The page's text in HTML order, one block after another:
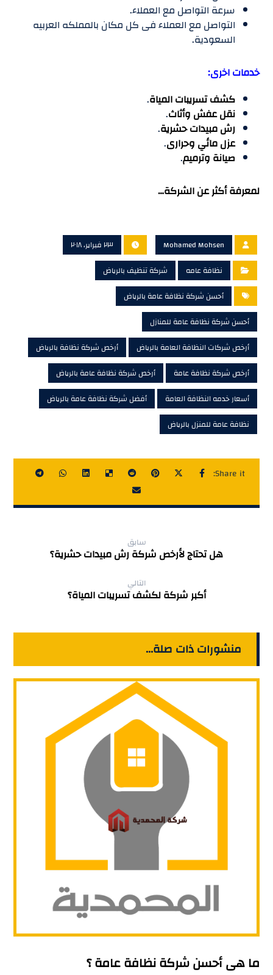
سرعة التواصل مع العملاء.
التواصل مع العملاء فى كل مكان بالمملكه العربيه
السعودية.
خدمات اخرى:
كشف تسريبات المياة.
نقل عفش وأثاث.
رش مبيدات حشرية.
عزل مائي وحرارى.
صيانة وترميم.
لمعرفة أكثر عن الشركة…
Mohamed Mohsen
٢٣ فبراير، ٢٠١٨
نظافة عامه
شركة تنظيف بالرياض
أحسن شركة نظافة عامة بالرياض
أحسن شركة نظافة عامة للمنازل
أرخص شركات النظافة العامة بالرياض
أرخص شركة نظافة بالرياض
أرخص شركة نظافة عامة
أرخص شركة نظافة عامة بالرياض
أسعار خدمه النظافة العامة
أفضل شركة نظافة عامة بالرياض
نظافة عامة للمنزل بالرياض
سابق
هل تحتاج لأرخص شركة رش مبيدات حشرية؟
التالي
أكبر شركة لكشف تسريبات المياة؟
منشورات ذات صلة...
ما هى أحسن شركة نظافة عامة ؟